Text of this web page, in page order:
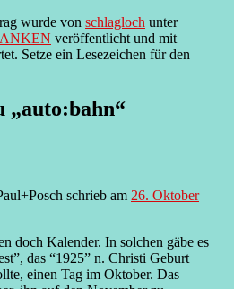
wurde von schlagloch unter
veröffentlicht und mit
Setze ein Lesezeichen für den
„auto:bahn“
schrieb am 26. Oktober
doch Kalender. In solchen gäbe es
das “1925” n. Christi Geburt
einen Tag im Oktober. Das